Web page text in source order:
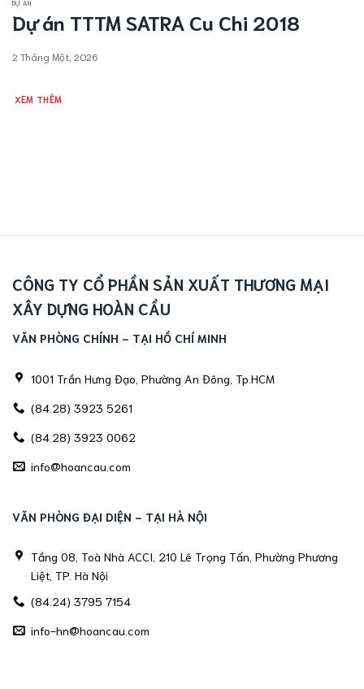
DỰ ÁN
Dự án TTTM SATRA Cu Chi 2018
2 Tháng Một, 2026
XEM THÊM
CÔNG TY CỔ PHẦN SẢN XUẤT THƯƠNG MẠI
XÂY DỰNG HOÀN CẦU
VĂN PHÒNG CHÍNH - TẠI HỒ CHÍ MINH
1001 Trần Hưng Đạo, Phường An Đông, Tp.HCM
(84.28) 3923 5261
(84.28) 3923 0062
info@hoancau.com
VĂN PHÒNG ĐẠI DIỆN - TẠI HÀ NỘI
Tầng 08, Toà Nhà ACCI, 210 Lê Trọng Tấn, Phường Phương
Liệt, TP. Hà Nội
(84.24) 3795 7154
info-hn@hoancau.com